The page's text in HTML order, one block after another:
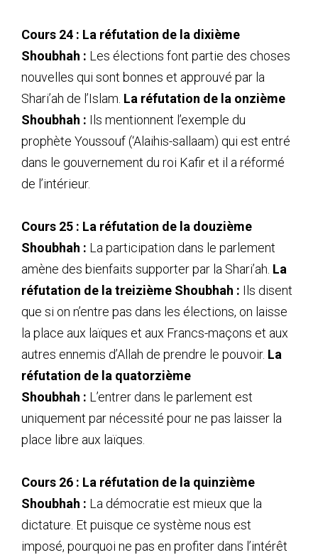
Cours 24 : La réfutation de la dixième
Shoubhah : Les élections font partie des choses
nouvelles qui sont bonnes et approuvé par la
Shari’ah de l’Islam. La réfutation de la onzième
Shoubhah : Ils mentionnent l’exemple du
prophète Youssouf (‘Alaihis-sallaam) qui est entré
dans le gouvernement du roi Kafir et il a réformé
de l’intérieur.
Cours 25 : La réfutation de la douzième
Shoubhah : La participation dans le parlement
amène des bienfaits supporter par la Shari’ah. La
réfutation de la treizième Shoubhah : Ils disent
que si on n’entre pas dans les élections, on laisse
la place aux laïques et aux Francs-maçons et aux
autres ennemis d’Allah de prendre le pouvoir. La
réfutation de la quatorzième
Shoubhah : L’entrer dans le parlement est
uniquement par nécessité pour ne pas laisser la
place libre aux laïques.
Cours 26 : La réfutation de la quinzième
Shoubhah : La démocratie est mieux que la
dictature. Et puisque ce système nous est
imposé, pourquoi ne pas en profiter dans l’intérêt